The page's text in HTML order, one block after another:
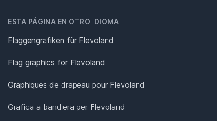
ESTA PÁGINA EN OTRO IDIOMA
Flaggengrafiken für Flevoland
Flag graphics for Flevoland
Graphiques de drapeau pour Flevoland
Grafica a bandiera per Flevoland